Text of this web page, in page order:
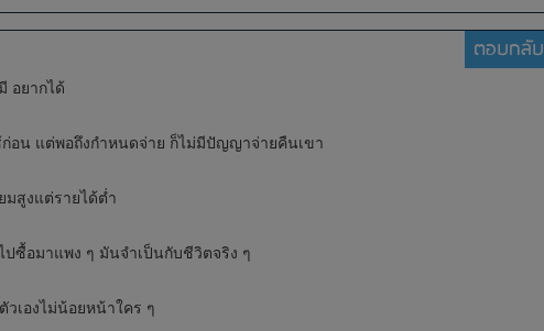
ตอบกลับ
อยากได้
ก่อน แต่พอถึงกำหนดจ่าย ก็ไม่มีปัญญาจ่ายคืนเขา
มสูงแต่รายได้ต่ำ
ปซื้อมาแพง ๆ มันจำเป็นกับชีวิตจริง ๆ
วเองไม่น้อยหน้าใคร ๆ